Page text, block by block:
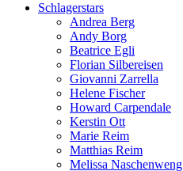
Schlagerstars
Andrea Berg
Andy Borg
Beatrice Egli
Florian Silbereisen
Giovanni Zarrella
Helene Fischer
Howard Carpendale
Kerstin Ott
Marie Reim
Matthias Reim
Melissa Naschenweng